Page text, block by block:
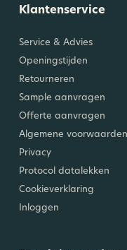
Klantenservice
Service & Advies
Openingstijden
Retourneren
Sample aanvragen
Offerte aanvragen
Algemene voorwaarden
Privacy
Protocol datalekken
Cookieverklaring
Inloggen